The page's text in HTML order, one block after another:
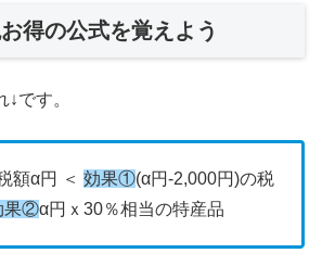
得の公式を覚えよう
です。
額α円 ＜ 効果①(α円-2,000円)の税
果②α円ｘ30％相当の特産品